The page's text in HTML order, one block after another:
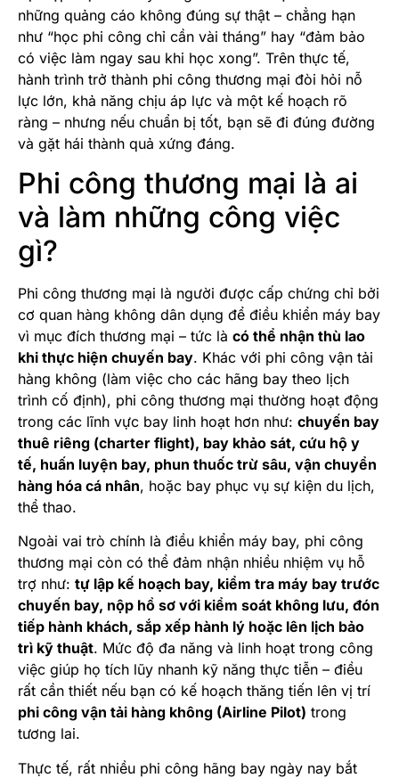
những quảng cáo không đúng sự thật – chẳng hạn
như “học phi công chỉ cần vài tháng” hay “đảm bảo
có việc làm ngay sau khi học xong”. Trên thực tế,
hành trình trở thành phi công thương mại đòi hỏi nỗ
lực lớn, khả năng chịu áp lực và một kế hoạch rõ
ràng – nhưng nếu chuẩn bị tốt, bạn sẽ đi đúng đường
và gặt hái thành quả xứng đáng.
Phi công thương mại là ai
và làm những công việc
gì?
Phi công thương mại là người được cấp chứng chỉ bởi
cơ quan hàng không dân dụng để điều khiển máy bay
vì mục đích thương mại – tức là có thể nhận thù lao
khi thực hiện chuyến bay. Khác với phi công vận tải
hàng không (làm việc cho các hãng bay theo lịch
trình cố định), phi công thương mại thường hoạt động
trong các lĩnh vực bay linh hoạt hơn như: chuyến bay
thuê riêng (charter flight), bay khảo sát, cứu hộ y
tế, huấn luyện bay, phun thuốc trừ sâu, vận chuyển
hàng hóa cá nhân, hoặc bay phục vụ sự kiện du lịch,
thể thao.
Ngoài vai trò chính là điều khiển máy bay, phi công
thương mại còn có thể đảm nhận nhiều nhiệm vụ hỗ
trợ như: tự lập kế hoạch bay, kiểm tra máy bay trước
chuyến bay, nộp hồ sơ với kiểm soát không lưu, đón
tiếp hành khách, sắp xếp hành lý hoặc lên lịch bảo
trì kỹ thuật. Mức độ đa năng và linh hoạt trong công
việc giúp họ tích lũy nhanh kỹ năng thực tiễn – điều
rất cần thiết nếu bạn có kế hoạch thăng tiến lên vị trí
phi công vận tải hàng không (Airline Pilot) trong
tương lai.
Thực tế, rất nhiều phi công hãng bay ngày nay bắt